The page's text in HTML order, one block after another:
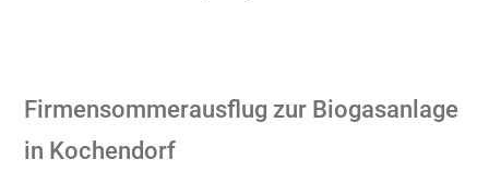
Firmensommerausflug zur Biogasanlage
in Kochendorf